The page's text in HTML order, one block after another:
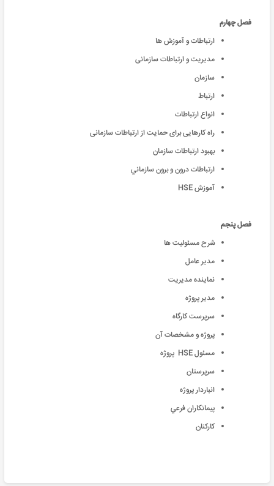
فصل چهارم
ارتباطات و آموزش ها
مدیریت و ارتباطات سازمانی
سازمان
ارتباط
انواع ارتباطات
راه كارهایی برای حمایت از ارتباطات سازمانی
بهبود ارتباطات سازمان
ارتباطات درون و برون سازماني
آموزش HSE
فصل پنجم
شرح مسئولیت ها
مدير عامل
نماينده مديريت
مدير پروژه
سرپرست كارگاه
پروژه و مشخصات آن
مسئول HSE پروژه
سرپرستان
انباردار پروژه
پيمانكاران فرعي
كاركنان